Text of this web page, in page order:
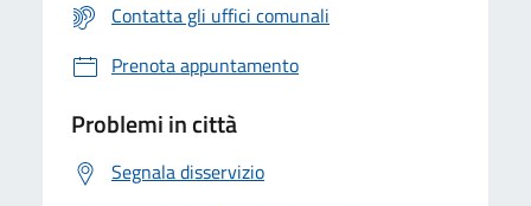
Contatta gli uffici comunali
Prenota appuntamento
Problemi in città
Segnala disservizio